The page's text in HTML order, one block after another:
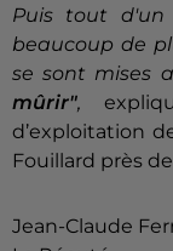
Puis tout d'un
beaucoup de
se sont mises
mûrir",
d’exploitation
Fouillard près
Jean-Claude